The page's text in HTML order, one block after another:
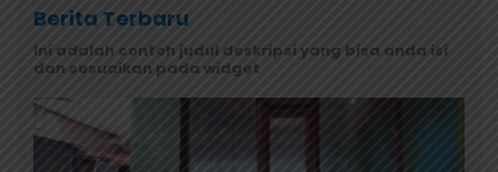
Berita Terbaru
Ini adalah contoh judul deskripsi yang bisa anda isi
dan sesuaikan pada widget